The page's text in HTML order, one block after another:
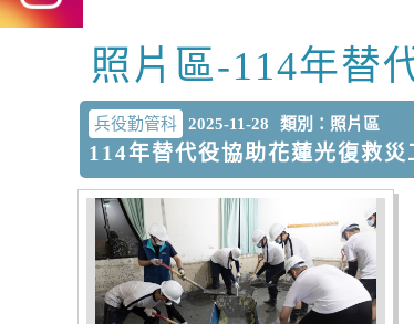
中央內容區塊
照片區-114年替
兵役勤管科 2025-11-28 類別：照片區
114年替代役協助花蓮光復救災